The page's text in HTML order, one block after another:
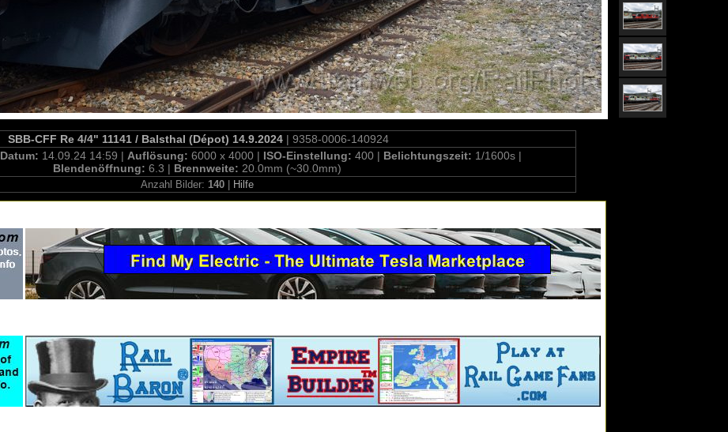
SBB-CFF Re 4/4" 11141 / Balsthal (Dépot) 14.9.2024 | 9358-0006-140924
Datum: 14.09.24 14:59 | Auflösung: 6000 x 4000 | ISO-Einstellung: 400 | Belichtungszeit: 1/1600s |
Blendenöffnung: 6.3 | Brennweite: 20.0mm (~30.0mm)
Anzahl Bilder: 140| Hilfe